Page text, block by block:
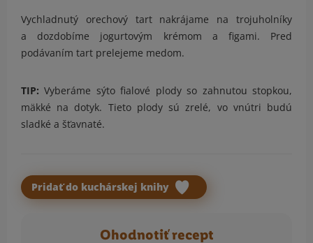
Vychladnutý orechový tart nakrájame na trojuholníky
a dozdobíme jogurtovým krémom a figami. Pred
podávaním tart prelejeme medom.
TIP: Vyberáme sýto fialové plody so zahnutou stopkou,
mäkké na dotyk. Tieto plody sú zrelé, vo vnútri budú
sladké a šťavnaté.
Pridať do kuchárskej knihy
Ohodnotiť recept